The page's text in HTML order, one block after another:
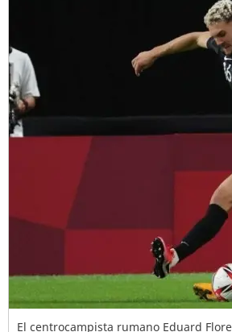
El centrocampista rumano Eduard